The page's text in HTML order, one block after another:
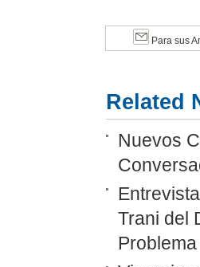
Para sus
Related
Nuevos
Trani del